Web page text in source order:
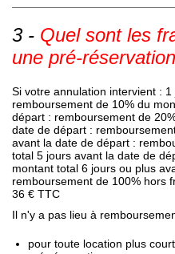
Quel sont les
une pré-
Si votre annulation intervient :
remboursement de 10% du
départ : remboursement de
date de départ :
avant la date de départ :
total 5 jours avant la date de
montant total 6 jours ou plus
remboursement de 100% hors
36 € TTC
Il n'y a pas lieu à
pour toute location plus